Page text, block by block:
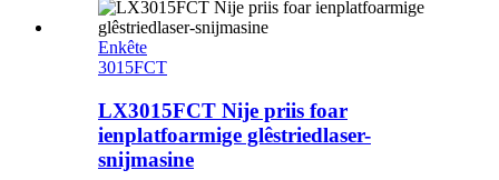
Enkête
3015FCT
LX3015FCT Nije priis foar
ienplatfoarmige glêstriedlaser-
snijmasine